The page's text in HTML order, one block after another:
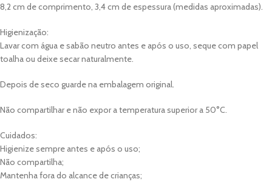
8,2 cm de comprimento, 3,4 cm de espessura (medidas aproximadas).
Higienização:
Lavar com água e sabão neutro antes e após o uso, seque com papel
toalha ou deixe secar naturalmente.
Depois de seco guarde na embalagem original.
Não compartilhar e não expor a temperatura superior a 50°C.
Cuidados:
Higienize sempre antes e após o uso;
Não compartilha;
Mantenha fora do alcance de crianças;